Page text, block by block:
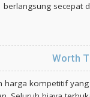
berlangsung secepat
Worth
harga kompetitif